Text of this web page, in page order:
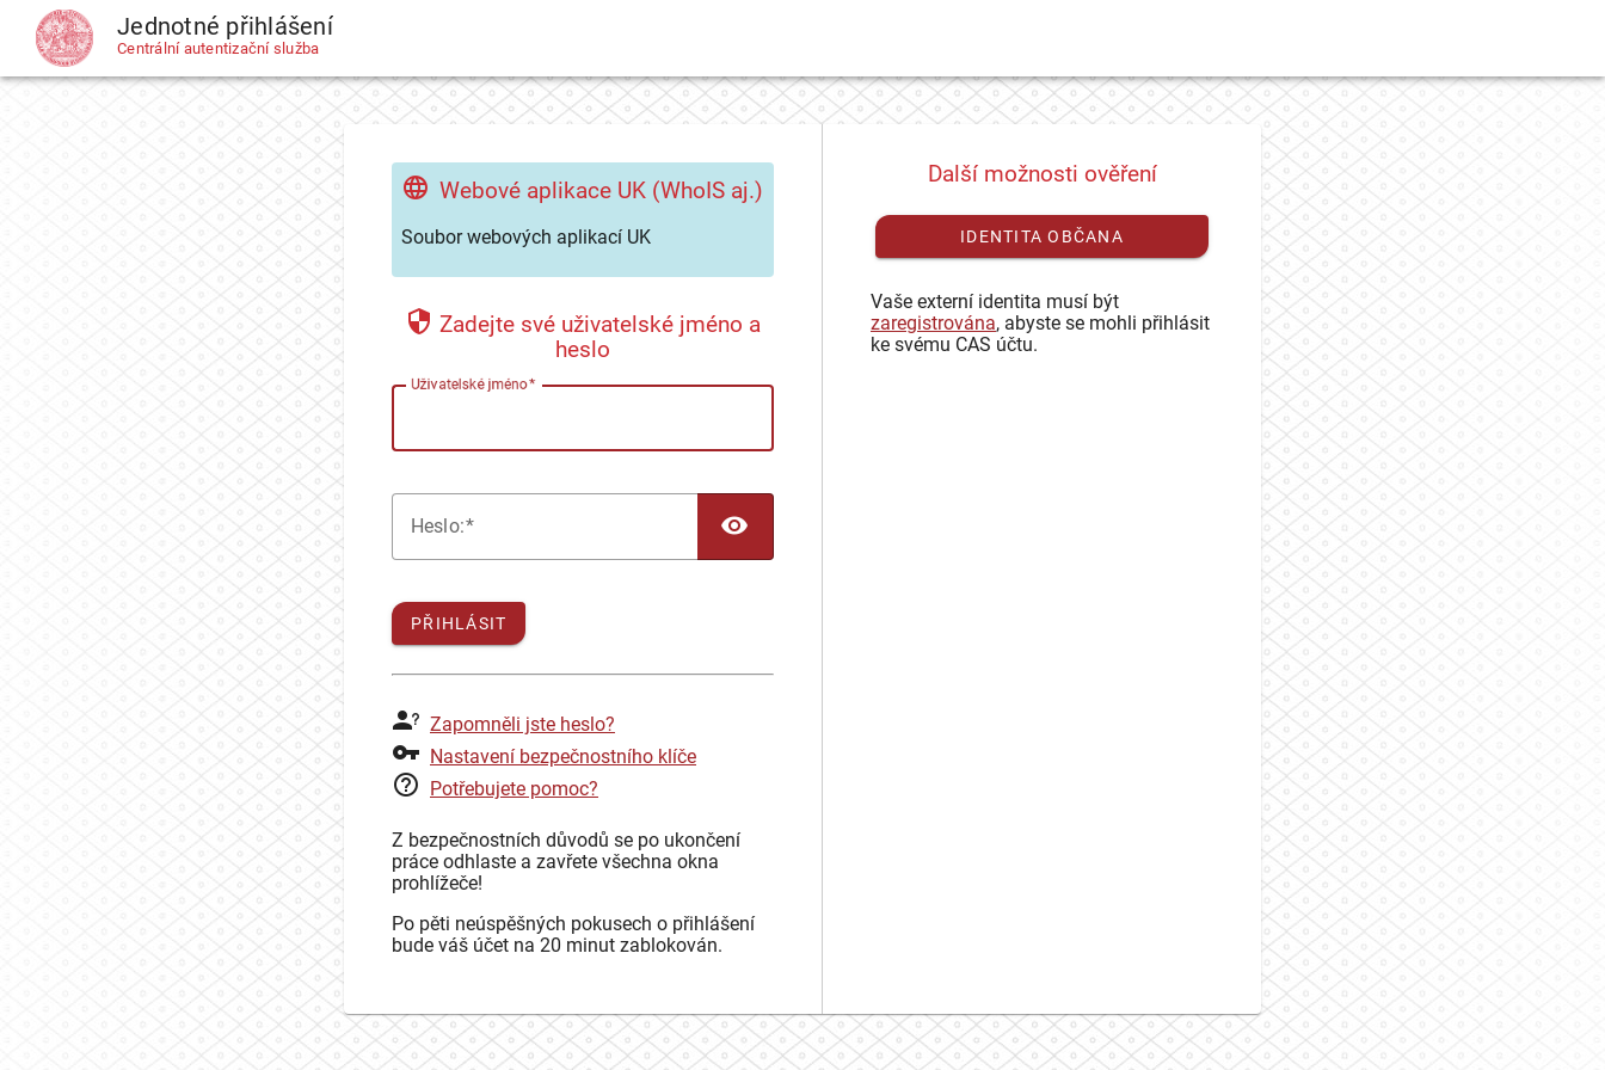
CAS Jednotné přihlášení
Centrální autentizační služba
Webové aplikace UK (WhoIS aj.)
Soubor webových aplikací UK
Zadejte své uživatelské jméno a
heslo
Uživatelské jméno
Heslo:
PŘIHLÁSIT
Zapomněli jste heslo?
Nastavení bezpečnostního klíče
Potřebujete pomoc?
Z bezpečnostních důvodů se po ukončení
práce odhlaste a zavřete všechna okna
prohlížeče!
Po pěti neúspěšných pokusech o přihlášení
bude váš účet na 20 minut zablokován.
Další možnosti ověření
IDENTITA OBČANA
Vaše externí identita musí být
zaregistrována, abyste se mohli přihlásit
ke svému CAS účtu.